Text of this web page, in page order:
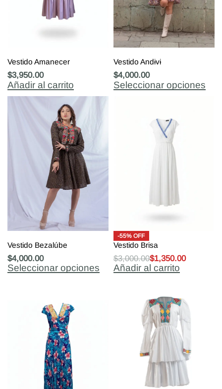
Vestido Amanecer
$3,950.00
Añadir al carrito
Vestido Andɨvɨ
$4,000.00
Seleccionar opciones
Vestido Bezalúbe
$4,000.00
Seleccionar opciones
-55% OFF
Vestido Brisa
$3,000.00$1,350.00
Añadir al carrito